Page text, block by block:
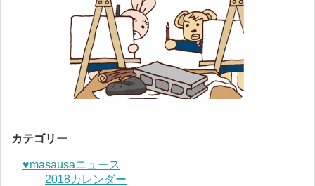
カテゴリー
♥︎masausaニュース
2018カレンダー